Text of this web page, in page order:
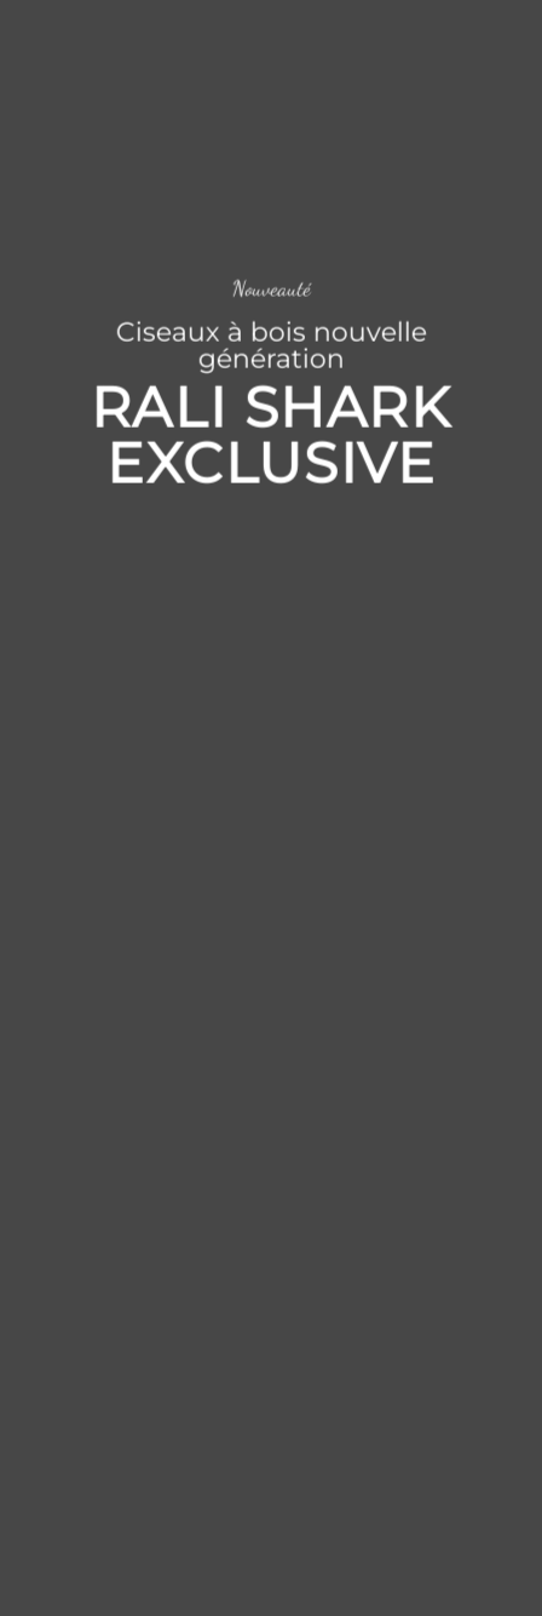
Nouveauté
Ciseaux à bois nouvelle
génération
RALI SHARK
EXCLUSIVE